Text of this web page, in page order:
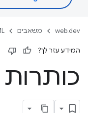
web.dev משאבים
המידע עזר לך?